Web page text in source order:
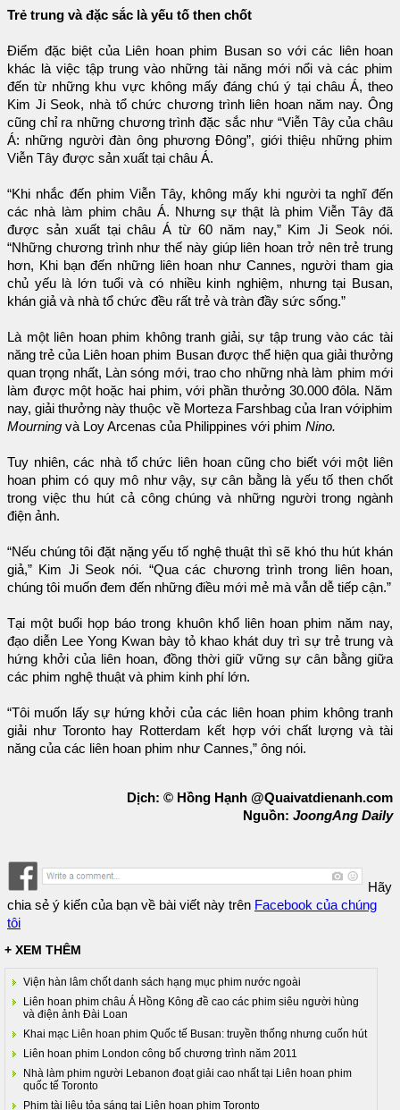
Trẻ trung và đặc sắc là yếu tố then chốt
Điểm đặc biệt của Liên hoan phim Busan so với các liên hoan
khác là việc tập trung vào những tài năng mới nổi và các phim
đến từ những khu vực không mấy đáng chú ý tại châu Á, theo
Kim Ji Seok, nhà tổ chức chương trình liên hoan năm nay. Ông
cũng chỉ ra những chương trình đặc sắc như “Viễn Tây của châu
Á: những người đàn ông phương Đông”, giới thiệu những phim
Viễn Tây được sản xuất tại châu Á.
“Khi nhắc đến phim Viễn Tây, không mấy khi người ta nghĩ đến
các nhà làm phim châu Á. Nhưng sự thật là phim Viễn Tây đã
được sản xuất tại châu Á từ 60 năm nay,” Kim Ji Seok nói.
“Những chương trình như thế này giúp liên hoan trở nên trẻ trung
hơn, Khi bạn đến những liên hoan như Cannes, người tham gia
chủ yếu là lớn tuổi và có nhiều kinh nghiệm, nhưng tại Busan,
khán giả và nhà tổ chức đều rất trẻ và tràn đầy sức sống.”
Là một liên hoan phim không tranh giải, sự tập trung vào các tài
năng trẻ của Liên hoan phim Busan được thể hiện qua giải thưởng
quan trọng nhất, Làn sóng mới, trao cho những nhà làm phim mới
làm được một hoặc hai phim, với phần thưởng 30.000 đôla. Năm
nay, giải thưởng này thuộc về Morteza Farshbag của Iran vớiphim
Mourning và Loy Arcenas của Philippines với phim Nino.
Tuy nhiên, các nhà tổ chức liên hoan cũng cho biết với một liên
hoan phim có quy mô như vậy, sự cân bằng là yếu tố then chốt
trong việc thu hút cả công chúng và những người trong ngành
điện ảnh.
“Nếu chúng tôi đặt nặng yếu tố nghệ thuật thì sẽ khó thu hút khán
giả,” Kim Ji Seok nói. “Qua các chương trình trong liên hoan,
chúng tôi muốn đem đến những điều mới mẻ mà vẫn dễ tiếp cận.”
Tại một buổi họp báo trong khuôn khổ liên hoan phim năm nay,
đạo diễn Lee Yong Kwan bày tỏ khao khát duy trì sự trẻ trung và
hứng khởi của liên hoan, đồng thời giữ vững sự cân bằng giữa
các phim nghệ thuật và phim kinh phí lớn.
“Tôi muốn lấy sự hứng khởi của các liên hoan phim không tranh
giải như Toronto hay Rotterdam kết hợp với chất lượng và tài
năng của các liên hoan phim như Cannes,” ông nói.
Dịch: © Hồng Hạnh @Quaivatdienanh.com
Nguồn: JoongAng Daily
Hãy
chia sẻ ý kiến của bạn về bài viết này trên Facebook của chúng
tôi
+ XEM THÊM
Viện hàn lâm chốt danh sách hạng mục phim nước ngoài
Liên hoan phim châu Á Hồng Kông đề cao các phim siêu người hùng
và điện ảnh Đài Loan
Khai mạc Liên hoan phim Quốc tế Busan: truyền thống nhưng cuốn hút
Liên hoan phim London công bố chương trình năm 2011
Nhà làm phim người Lebanon đoạt giải cao nhất tại Liên hoan phim
quốc tế Toronto
Phim tài liệu tỏa sáng tại Liên hoan phim Toronto